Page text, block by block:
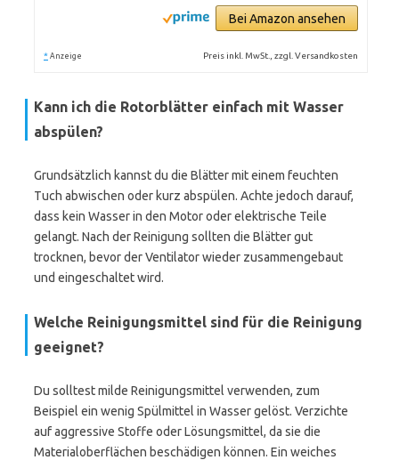
Bei Amazon ansehen
* Anzeige Preis inkl. MwSt., zzgl. Versandkosten
Kann ich die Rotorblätter einfach mit Wasser
abspülen?
Grundsätzlich kannst du die Blätter mit einem feuchten
Tuch abwischen oder kurz abspülen. Achte jedoch darauf,
dass kein Wasser in den Motor oder elektrische Teile
gelangt. Nach der Reinigung sollten die Blätter gut
trocknen, bevor der Ventilator wieder zusammengebaut
und eingeschaltet wird.
Welche Reinigungsmittel sind für die Reinigung
geeignet?
Du solltest milde Reinigungsmittel verwenden, zum
Beispiel ein wenig Spülmittel in Wasser gelöst. Verzichte
auf aggressive Stoffe oder Lösungsmittel, da sie die
Materialoberflächen beschädigen können. Ein weiches